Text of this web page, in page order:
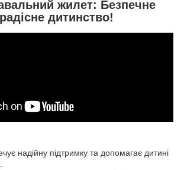
жилет: Безпечне
дитинство!
надійну підтримку та допомагає дитині